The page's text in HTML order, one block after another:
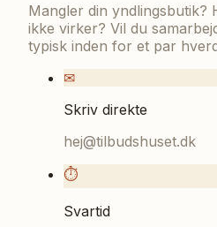
Mangler din yndlingsbutik?
ikke virker? Vil du
typisk inden for et par
✉
Skriv direkte
hej@tilbudshuset.dk
⏱
Svartid